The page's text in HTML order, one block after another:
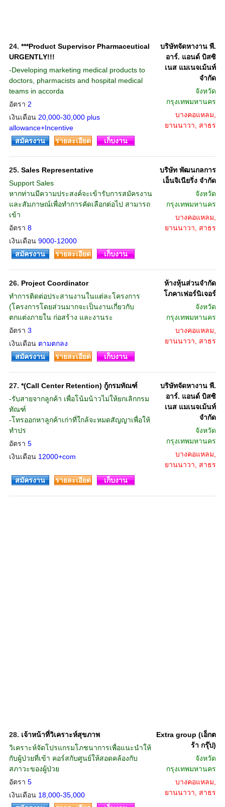
24. ***Product Supervisor Pharmaceutical
URGENTLY!!!
-Developing marketing medical products to
doctors, pharmacists and hospital medical
teams in accorda
อัตรา 2
เงินเดือน 20,000-30,000 plus
allowance+Incentive
บริษัทจัดหางาน พี.
อาร์. แอนด์ บิสซิ
เนส แมเนจเม้นท์
จำกัด
จังหวัด
กรุงเทพมหานคร
บางคอแหลม,
ยานนาวา, สาธร
สมัครงาน
รายละเอียด เก็บงาน
25. Sales Representative
Support Sales
หากท่านมีความประสงค์จะเข้ารับการสมัครงาน
และสัมภาษณ์เพื่อทำการคัดเลือกต่อไป สามารถ
เข้า
อัตรา 8
เงินเดือน 9000-12000
บริษัท พัฒนกลการ
เอ็นจิเนียริ่ง จำกัด
จังหวัด
กรุงเทพมหานคร
บางคอแหลม,
ยานนาวา, สาธร
สมัครงาน รายละเอียด เก็บงาน
26. Project Coordinator
ทำการติดต่อประสานงานในแต่ละโครงการ
(โครงการโดยส่วนมากจะเป็นงานเกี่ยวกับ
ตกแต่งภายใน ก่อสร้าง และงานระ
อัตรา 3
เงินเดือน ตามตกลง
ห้างหุ้นส่วนจำกัด
โภคาเฟอร์นิเจอร์
จังหวัด
กรุงเทพมหานคร
บางคอแหลม,
ยานนาวา, สาธร
สมัครงาน
รายละเอียด เก็บงาน
27. *(Call Center Retention) กู้กรมทัณฑ์
-รับสายจากลูกค้า เพื่อโน้มน้าวไม่ให้ยกเลิกกรม
ทัณฑ์
-โทรออกหาลูกค้าเก่าที่ใกล้จะหมดสัญญาเพื่อให้
ทำปร
อัตรา 5
เงินเดือน 12000+com
บริษัทจัดหางาน พี.
อาร์. แอนด์ บิสซิ
เนส แมเนจเม้นท์
จำกัด
จังหวัด
กรุงเทพมหานคร
บางคอแหลม,
ยานนาวา, สาธร
สมัครงาน
รายละเอียด เก็บงาน
28. เจ้าหน้าที่วิเคราะห์สุขภาพ
วิเคราะห์จัดโปรแกรมโภชนาการเพื่อแนะนำให้
กับผู้ป่วยที่เข้า คอร์สกับศูนย์ให้สอดคล้องกับ
สภาวะของผู้ป่วย
อัตรา 5
เงินเดือน 18,000-35,000
Extra group (เอ็กต
ร้า กรุ๊ป)
จังหวัด
กรุงเทพมหานคร
บางคอแหลม,
ยานนาวา, สาธร